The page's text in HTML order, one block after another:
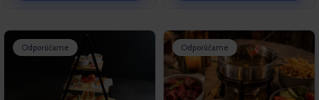
Odporúčame Odporúčame